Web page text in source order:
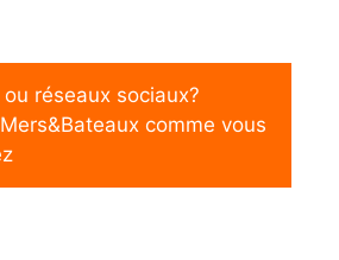
réseaux sociaux?
comme vous